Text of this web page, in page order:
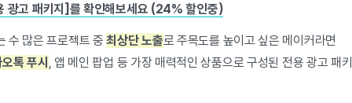
광고 패키지]를 확인해보세요 (24% 할인중)
수 많은 프로젝트 중최상단 노출로 주목도를 높이고 싶은 메이커라면
톡 푸시 , 앱 메인 팝업 등 가장 매력적인 상품으로 구성된 전용 광고 패